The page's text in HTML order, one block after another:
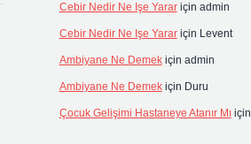
Cebir Nedir Ne Işe Yarariçin admin
Cebir Nedir Ne Işe Yarariçin Levent
Ambiyane Ne Demekiçin admin
Ambiyane Ne Demekiçin Duru
Çocuk Gelişimi Hastaneye Atanır Mıiçin